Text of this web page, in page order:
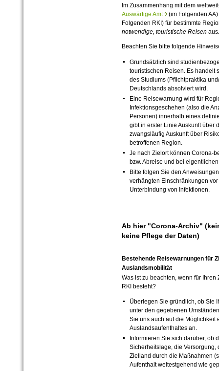
Im Zusammenhang mit dem
Auswärtige Amt(im Folgenden
Folgenden RKI) für bestimmte
notwendige, touristische Reisen aus.
Beachten Sie bitte folgende
Grundsätzlich sind
touristischen Reisen. Es handelt
des Studiums (Pflichtpraktika
Deutschlands absolviert wird.
Eine Reisewarnung wird für
Infektionsgeschehen (also die
Personen) innerhalb eines
gibt in erster Linie Auskunft über
zwangsläufig Auskunft über
betroffenen Region.
Je nach Zielort können Corona-
bzw. Abreise und bei
Bitte folgen Sie den
verhängten Einschränkungen
Unterbindung von Infektionen.
Ab hier "Corona-Archiv"
keine Pflege der Daten)
Bestehende Reisewarnungen für
Auslandsmobilität
Was ist zu beachten, wenn für
RKI besteht?
Überlegen Sie gründlich, ob Sie
unter den gegebenen
Sie uns auch auf die Möglichkeit
Auslandsaufenthaltes an.
Informieren Sie sich darüber, ob
Sicherheitslage, die Versorgung,
Zielland durch die Maßnahmen
Aufenthalt weitestgehend wie